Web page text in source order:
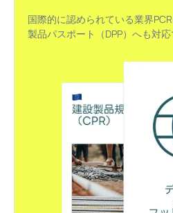
国際的に認められている業界
製品パスポート（DPP）へも対応